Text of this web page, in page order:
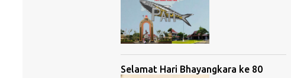
Selamat Hari Bhayangkara ke 80